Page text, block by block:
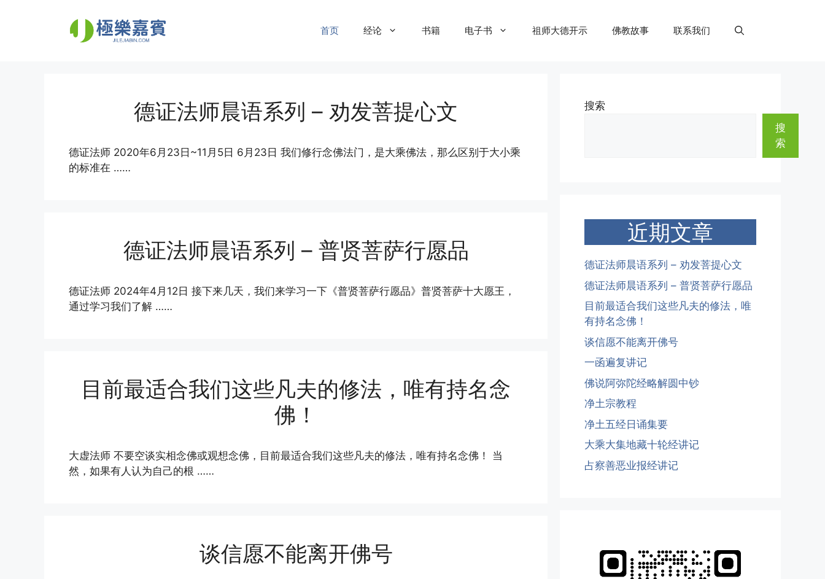
首页 经论 书籍 电子书 祖师大德开示 佛教故事 联系我们
德证法师晨语系列 – 劝发菩提心文
德证法师 2020年6月23日~11月5日 6月23日 我们修行念佛法门，是大乘佛法，那么区别于大小乘
的标准在 ……
德证法师晨语系列 – 普贤菩萨行愿品
德证法师 2024年4月12日 接下来几天，我们来学习一下《普贤菩萨行愿品》普贤菩萨十大愿王，
通过学习我们了解 ……
目前最适合我们这些凡夫的修法，唯有持名念
佛！
大虚法师 不要空谈实相念佛或观想念佛，目前最适合我们这些凡夫的修法，唯有持名念佛！ 当
然，如果有人认为自己的根 ……
谈信愿不能离开佛号
搜索
搜
索
近期文章
德证法师晨语系列 – 劝发菩提心文
德证法师晨语系列 – 普贤菩萨行愿品
目前最适合我们这些凡夫的修法，唯
有持名念佛！
谈信愿不能离开佛号
一函遍复讲记
佛说阿弥陀经略解圆中钞
净土宗教程
净土五经日诵集要
大乘大集地藏十轮经讲记
占察善恶业报经讲记